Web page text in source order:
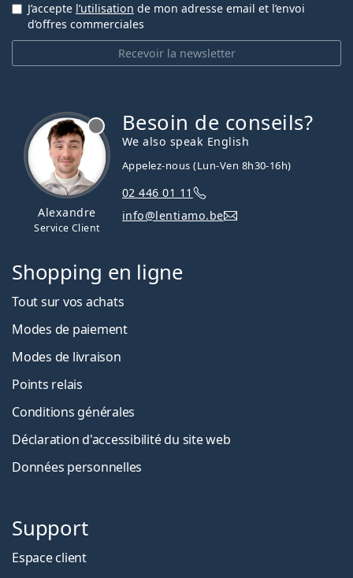
Recevoir la newsletter
J’accepte l’utilisation de mon adresse email et l’envoi
d’offres commerciales
Alexandre
Service Client
Besoin de conseils?
We also speak English
Appelez-nous (Lun-Ven 8h30-16h)
02 446 01 11
info@lentiamo.be
Shopping en ligne
Tout sur vos achats
Modes de paiement
Modes de livraison
Points relais
Conditions générales
Déclaration d'accessibilité du site web
Données personnelles
Support
Espace client